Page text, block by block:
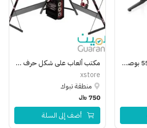
مكتب الألعاب مقاس 55 بوصة اضاءة ال أي دي متنوعة
مكتب ألعاب على شكل حرف L مقاس : 129*129*74 سم وسطح الطاولة 80*46 سم) مع حامل سماعة رأس وحامل أكواب وحامل إكسسوارات - أسود
xstore
منطقة تبوك
750﷼
أضف إلى السلة